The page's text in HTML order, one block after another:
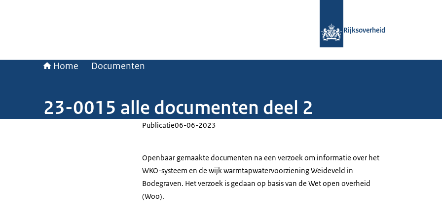
Rijksoverheid
Home Documenten
23-0015 alle documenten deel 2
Publicatie06-06-2023
Openbaar gemaakte documenten na een verzoek om informatie over het
WKO-systeem en de wijk warmtapwatervoorziening Weideveld in
Bodegraven. Het verzoek is gedaan op basis van de Wet open overheid
(Woo).